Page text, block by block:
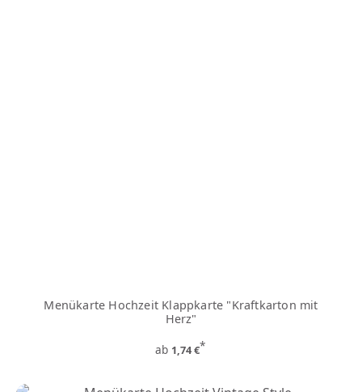
Menükarte Hochzeit Klappkarte "Kraftkarton mit
Herz"
ab 1,74 €*